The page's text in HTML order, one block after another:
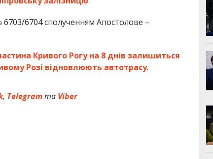
6703/6704 сполученням Апостолове –
Кривого Рогу на 8 днів залишиться
Розі відновлюють автотрасу.
, Telegramта Viber